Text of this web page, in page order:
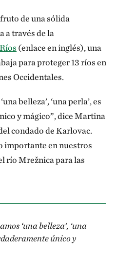
de una sólida
a través de la
(enlace en inglés), una
para proteger 13 ríos en
Occidentales.
belleza’, ‘una perla’, es
y mágico”, dice Martina
condado de Karlovac.
importante en nuestros
río Mrežnica para las
‘una belleza’, ‘una
único y